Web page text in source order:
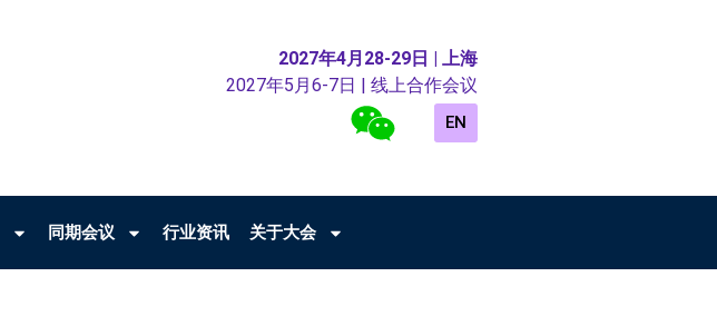
2027年4月28-29日 | 上海
2027年5月6-7日 | 线上合作会议
EN
同期会议 行业资讯 关于大会